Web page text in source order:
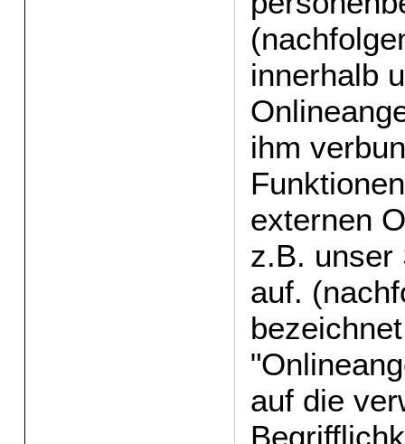
innerhalb
ihm
externen
z.B. unser
auf.
auf die